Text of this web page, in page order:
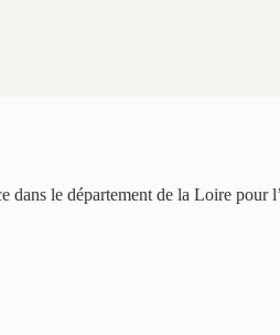
dans le département de la Loire pour